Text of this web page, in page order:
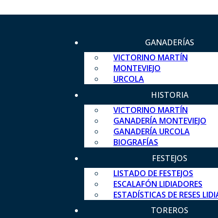
GANADERÍAS
VICTORINO MARTÍN
MONTEVIEJO
URCOLA
HISTORIA
VICTORINO MARTÍN
GANADERÍA MONTEVIEJO
GANADERÍA URCOLA
BIOGRAFÍAS
FESTEJOS
LISTADO DE FESTEJOS
ESCALAFÓN LIDIADORES
ESTADÍSTICAS DE RESES
TOREROS